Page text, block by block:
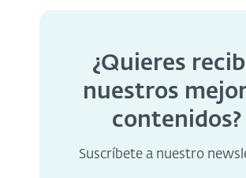
¿Quieres
nuestros
contenidos?
Suscríbete a nuestro